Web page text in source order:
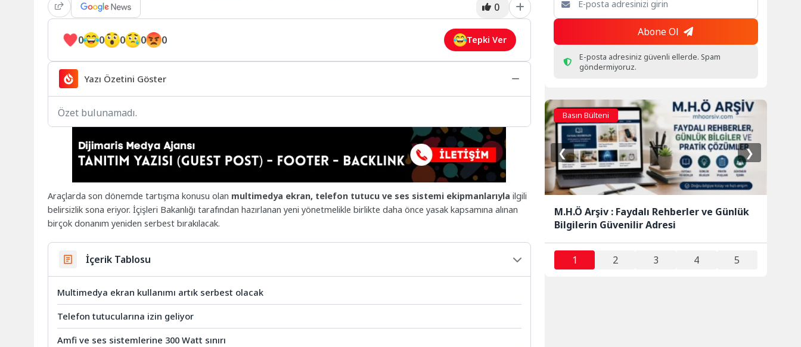
0
0 0 0 0 0 Tepki Ver
Yazı Özetini Göster
Özet bulunamadı.
Araçlarda son dönemde tartışma konusu olan multimedya ekran, telefon tutucu ve ses sistemi ekipmanlarıyla ilgili
belirsizlik sona eriyor. İçişleri Bakanlığı tarafından hazırlanan yeni yönetmelikle birlikte daha önce yasak kapsamına alınan
birçok donanım yeniden serbest bırakılacak.
İçerik Tablosu
Multimedya ekran kullanımı artık serbest olacak
Telefon tutucularına izin geliyor
Amfi ve ses sistemlerine 300 Watt sınırı
Abone Ol
E-posta adresiniz güvenli ellerde. Spam
göndermiyoruz.
Basın Bülteni
M.H.Ö Arşiv : Faydalı Rehberler ve Günlük
Bilgilerin Güvenilir Adresi
❮ ❯
1 2 3 4 5